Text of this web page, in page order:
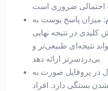
میزان پاسخ پوست به
در نتیجه نهایی
نتیجه‌ای طبیعی‌تر و
بی‌دردسرتر ارائه دهد.
در پروفایل صورت به
بستگی دارد. افراد